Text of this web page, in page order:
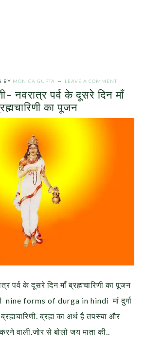
BY MONICA GUPTA LEAVE A COMMENT
नवरात्र पर्व के दूसरे दिन माँ
का पूजन
पर्व के दूसरे दिन माँ ब्रह्मचारिणी का पूजन
nine forms of durga in hindi मां दुर्गा
ब्रह्म का अर्थ है तपस्या और
वाली.जोर से बोलो जय माता की..